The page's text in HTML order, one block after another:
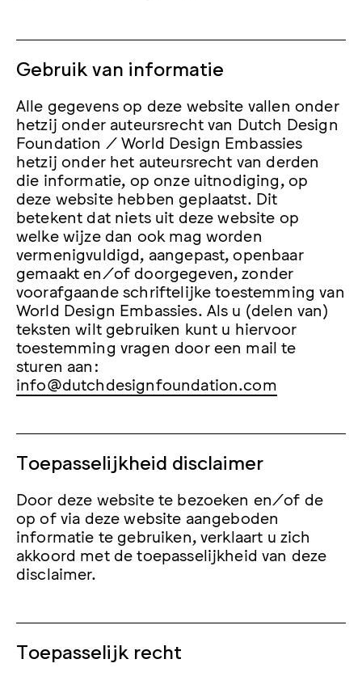
Gebruik van informatie
Alle gegevens op deze website vallen onder
hetzij onder auteursrecht van Dutch Design
Foundation / World Design Embassies
hetzij onder het auteursrecht van derden
die informatie, op onze uitnodiging, op
deze website hebben geplaatst. Dit
betekent dat niets uit deze website op
welke wijze dan ook mag worden
vermenigvuldigd, aangepast, openbaar
gemaakt en/of doorgegeven, zonder
voorafgaande schriftelijke toestemming van
World Design Embassies. Als u (delen van)
teksten wilt gebruiken kunt u hiervoor
toestemming vragen door een mail te
sturen aan:
info@dutchdesignfoundation.com
Toepasselijkheid disclaimer
Door deze website te bezoeken en/of de
op of via deze website aangeboden
informatie te gebruiken, verklaart u zich
akkoord met de toepasselijkheid van deze
disclaimer.
Toepasselijk recht